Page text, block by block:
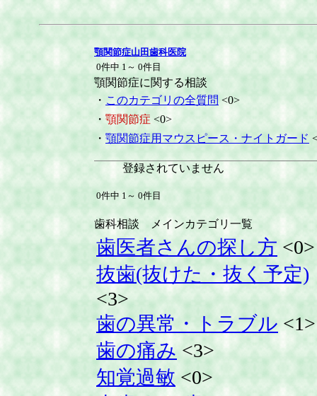
顎関節症山田歯科医院
0件中 1～ 0件目
顎関節症に関する相談
・ このカテゴリの全質問 <0>
・ 顎関節症 <0>
・ 顎関節症用マウスピース・ナイトガード
登録されていません
0件中 1～ 0件目
歯科相談 メインカテゴリ一覧
歯医者さんの探し方 <0>
抜歯(抜けた・抜く予定)
<3>
歯の異常・トラブル <1>
歯の痛み <3>
知覚過敏 <0>